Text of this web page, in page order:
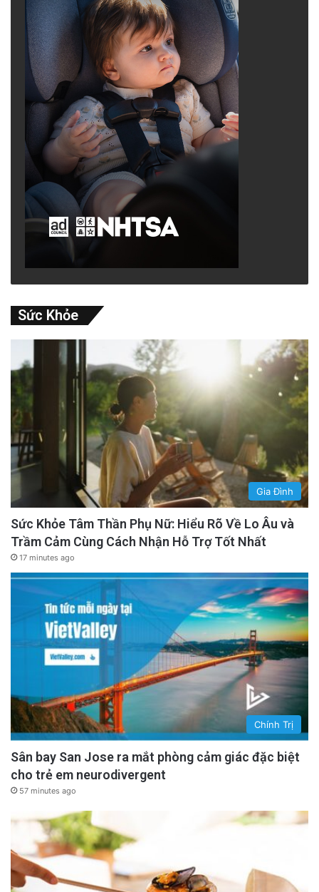
Sức Khỏe
Gia Đình
Sức Khỏe Tâm Thần Phụ Nữ: Hiểu Rõ Về Lo Âu và
Trầm Cảm Cùng Cách Nhận Hỗ Trợ Tốt Nhất
17 minutes ago
Chính Trị
Sân bay San Jose ra mắt phòng cảm giác đặc biệt
cho trẻ em neurodivergent
57 minutes ago